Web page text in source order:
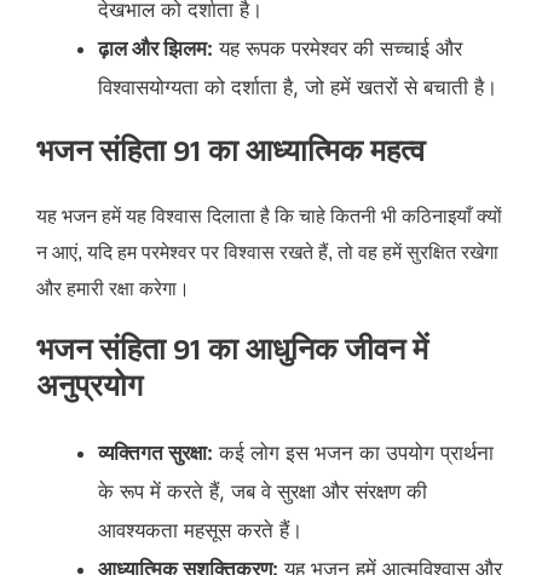
देखभाल को दर्शाता है।​
ढ़ाल और झिलम: यह रूपक परमेश्वर की सच्चाई और
विश्वासयोग्यता को दर्शाता है, जो हमें खतरों से बचाती है।​
भजन संहिता 91 का आध्यात्मिक महत्व
यह भजन हमें यह विश्वास दिलाता है कि चाहे कितनी भी कठिनाइयाँ क्यों
न आएं, यदि हम परमेश्वर पर विश्वास रखते हैं, तो वह हमें सुरक्षित रखेगा
और हमारी रक्षा करेगा।​
भजन संहिता 91 का आधुनिक जीवन में
अनुप्रयोग
व्यक्तिगत सुरक्षा: कई लोग इस भजन का उपयोग प्रार्थना
के रूप में करते हैं, जब वे सुरक्षा और संरक्षण की
आवश्यकता महसूस करते हैं।​
आध्यात्मिक सशक्तिकरण: यह भजन हमें आत्मविश्वास और